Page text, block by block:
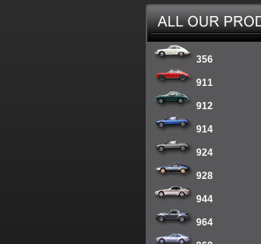
356
911
912
914
924
928
944
964